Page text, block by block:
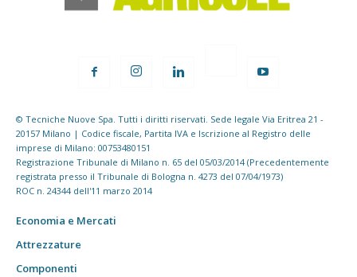
© Tecniche Nuove Spa. Tutti i diritti riservati. Sede legale Via Eritrea 21 -
20157 Milano | Codice fiscale, Partita IVA e Iscrizione al Registro delle
imprese di Milano: 00753480151
Registrazione Tribunale di Milano n. 65 del 05/03/2014 (Precedentemente
registrata presso il Tribunale di Bologna n. 4273 del 07/04/1973)
ROC n. 24344 dell'11 marzo 2014
Economia e Mercati
Attrezzature
Componenti